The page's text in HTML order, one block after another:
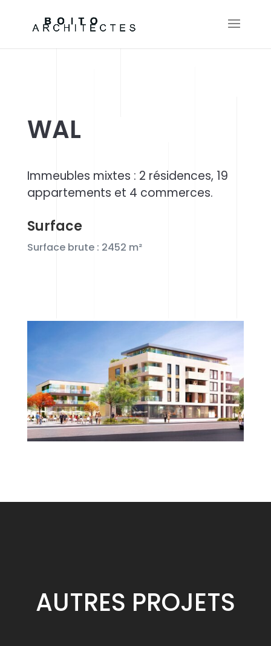
WAL
Immeubles mixtes : 2 résidences, 19
appartements et 4 commerces.
Surface
Surface brute : 2452 m²
AUTRES PROJETS